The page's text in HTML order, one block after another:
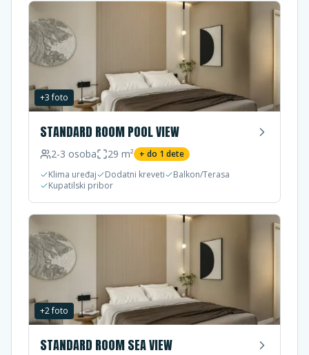
+3foto
STANDARD ROOM POOL VIEW
2-3 osoba 29 m² + do 1 dete
Klima uređaj
Dodatni kreveti
Balkon/Terasa
Kupatilski pribor
+2foto
STANDARD ROOM SEA VIEW